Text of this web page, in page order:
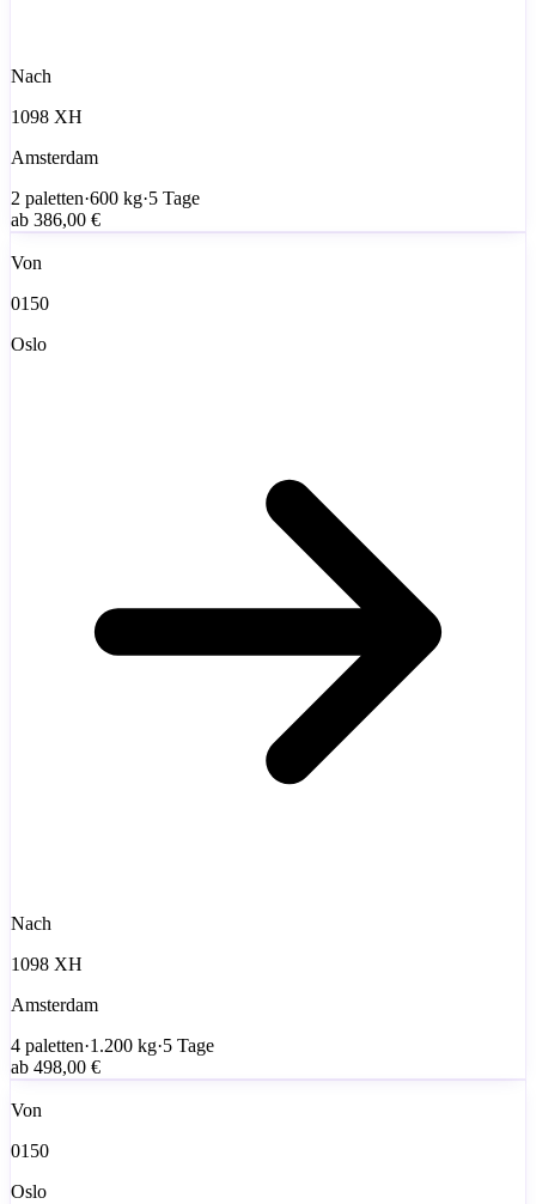
Nach
1098 XH
Amsterdam
2 paletten·600 kg·5 Tage
ab 386,00 €
Von
0150
Oslo
Nach
1098 XH
Amsterdam
4 paletten·1.200 kg·5 Tage
ab 498,00 €
Von
0150
Oslo